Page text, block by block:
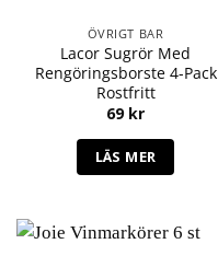
ÖVRIGT BAR
Lacor Sugrör Med
Rengöringsborste 4-Pack
Rostfritt
69 kr
LÄS MER